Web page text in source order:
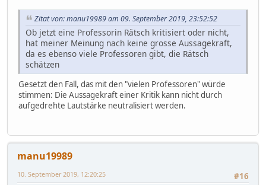
Zitat von: manu19989 am 09. September 2019, 23:52:52
Ob jetzt eine Professorin Rätsch kritisiert oder nicht,
hat meiner Meinung nach keine grosse Aussagekraft,
da es ebenso viele Professoren gibt, die Rätsch
schätzen
Gesetzt den Fall, das mit den "vielen Professoren" würde
stimmen: Die Aussagekraft einer Kritik kann nicht durch
aufgedrehte Lautstärke neutralisiert werden.
manu19989
#16
10. September 2019, 12:20:25